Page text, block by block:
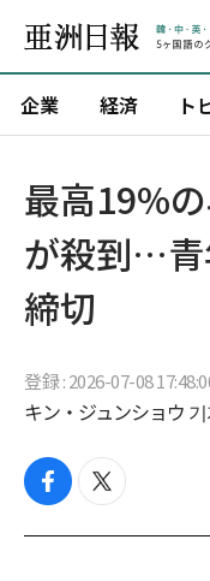
企業 経済 ト
最高19%
が殺到…青
締切
登録 : 2026-07-08
キン・ジュンショウ
f
c
t
i